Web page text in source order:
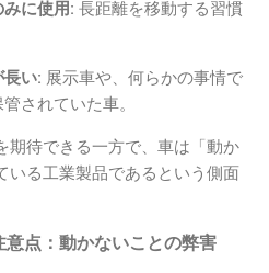
に使用: 長距離を移動する習慣
い: 展示車や、何らかの事情で
されていた車。
期待できる一方で、車は「動か
いる工業製品であるという側面
点：動かないことの弊害